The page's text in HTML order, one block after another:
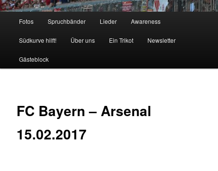
Fotos Spruchbänder Lieder Awareness
Südkurve hilft! Über uns Ein Trikot Newsletter
Gästeblock
FC Bayern – Arsenal
15.02.2017